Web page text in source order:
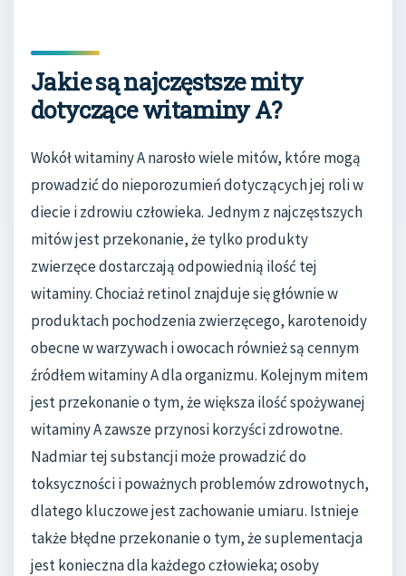
Jakie są najczęstsze mity
dotyczące witaminy A?
Wokół witaminy A narosło wiele mitów, które mogą
prowadzić do nieporozumień dotyczących jej roli w
diecie i zdrowiu człowieka. Jednym z najczęstszych
mitów jest przekonanie, że tylko produkty
zwierzęce dostarczają odpowiednią ilość tej
witaminy. Chociaż retinol znajduje się głównie w
produktach pochodzenia zwierzęcego, karotenoidy
obecne w warzywach i owocach również są cennym
źródłem witaminy A dla organizmu. Kolejnym mitem
jest przekonanie o tym, że większa ilość spożywanej
witaminy A zawsze przynosi korzyści zdrowotne.
Nadmiar tej substancji może prowadzić do
toksyczności i poważnych problemów zdrowotnych,
dlatego kluczowe jest zachowanie umiaru. Istnieje
także błędne przekonanie o tym, że suplementacja
jest konieczna dla każdego człowieka; osoby